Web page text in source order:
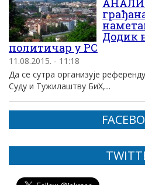
Додик
политичар у РС
11.08.2015. - 11:18
Да се сутра организује
Суду и Тужилаштву БиХ,...